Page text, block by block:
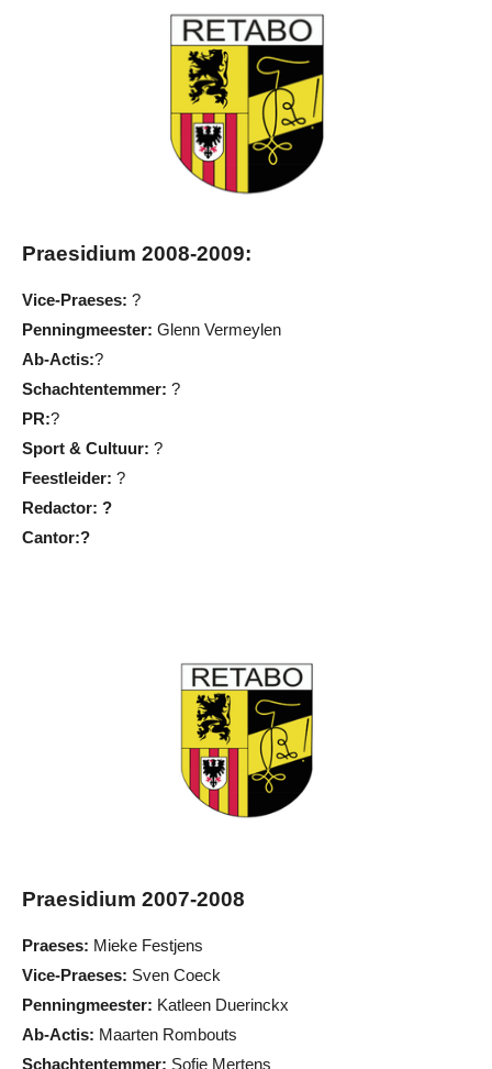
Praesidium 2008-2009:
Vice-Praeses: ?
Penningmeester: Glenn Vermeylen
Ab-Actis:?
Schachtentemmer: ?
PR:?
Sport & Cultuur: ?
Feestleider: ?
Redactor: ?
Cantor:?
Praesidium 2007-2008
Praeses: Mieke Festjens
Vice-Praeses: Sven Coeck
Penningmeester: Katleen Duerinckx
Ab-Actis: Maarten Rombouts
Schachtentemmer: Sofie Mertens